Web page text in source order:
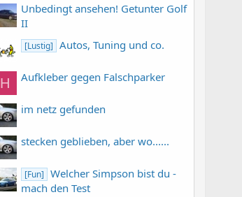
Unbedingt ansehen! Getunter Golf
II
[Lustig] Autos, Tuning und co.
H Aufkleber gegen Falschparker
im netz gefunden
stecken geblieben, aber wo......
[Fun]
Welcher Simpson bist du -
mach den Test